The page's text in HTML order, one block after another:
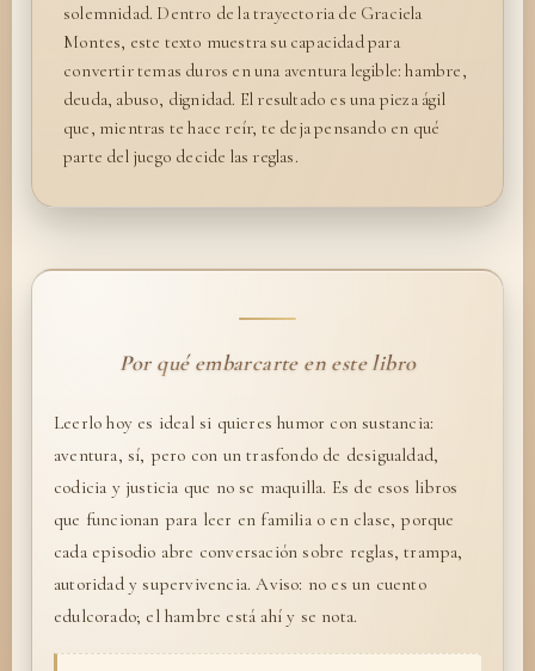
solemnidad. Dentro de la trayectoria de Graciela
Montes, este texto muestra su capacidad para
convertir temas duros en una aventura legible: hambre,
deuda, abuso, dignidad. El resultado es una pieza ágil
que, mientras te hace reír, te deja pensando en qué
parte del juego decide las reglas.
Por qué embarcarte en este libro
Leerlo hoy es ideal si quieres humor con sustancia:
aventura, sí, pero con un trasfondo de desigualdad,
codicia y justicia que no se maquilla. Es de esos libros
que funcionan para leer en familia o en clase, porque
cada episodio abre conversación sobre reglas, trampa,
autoridad y supervivencia. Aviso: no es un cuento
edulcorado; el hambre está ahí y se nota.